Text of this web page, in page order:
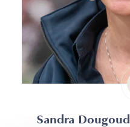
Sandra Dougoud